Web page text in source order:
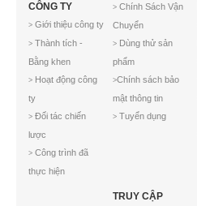
CÔNG TY
> Giới thiệu công ty
> Thành tích -
Bằng khen
> Hoạt động công
ty
> Đối tác chiến
lược
> Công trình đã
thực hiện
> Chính Sách Vận
Chuyển
> Dùng thử sản
phẩm
>Chính sách bảo
mật thông tin
> Tuyển dụng
TRUY CẬP